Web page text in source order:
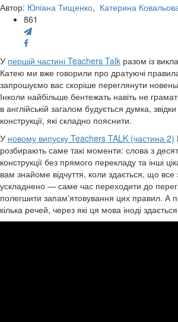
Автор: Юліана Тищенко, Катерина
861
У першій частині Teachers Talk разом із
Катею ми вже говорили про дратуючі правила
запрошуємо вас скоріше переглянути
Інколи найбільше бентежать навіть не
в англійській загалом будується думка,
конструкції, які складно пояснити.
У новому випуску Teachers TALK (частина 2)
розбирають саме такі моменти: слова з
конструкції без прямого перекладу та інші
вам знайоме відчуття, коли здається, що
ускладнено — саме час переходити до
полегшити запамʼятовування цих правил. А
кілька речей, через які ця мова іноді